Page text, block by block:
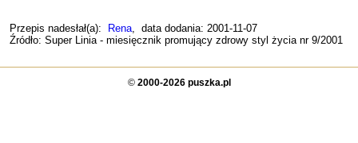
Przepis nadesłał(a): Rena, data dodania: 2001-11-07
Źródło: Super Linia - miesięcznik promujący zdrowy styl życia nr 9/2001
© 2000-2026 puszka.pl